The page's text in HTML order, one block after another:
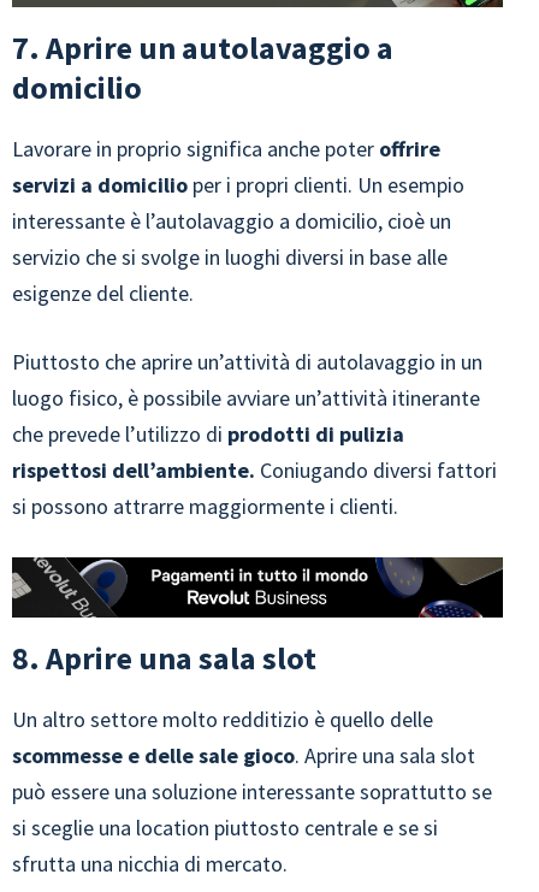
7. Aprire un autolavaggio a
domicilio
Lavorare in proprio significa anche poter offrire
servizi a domicilio per i propri clienti. Un esempio
interessante è l’autolavaggio a domicilio, cioè un
servizio che si svolge in luoghi diversi in base alle
esigenze del cliente.
Piuttosto che aprire un’attività di autolavaggio in un
luogo fisico, è possibile avviare un’attività itinerante
che prevede l’utilizzo di prodotti di pulizia
rispettosi dell’ambiente. Coniugando diversi fattori
si possono attrarre maggiormente i clienti.
8. Aprire una sala slot
Un altro settore molto redditizio è quello delle
scommesse e delle sale gioco. Aprire una sala slot
può essere una soluzione interessante soprattutto se
si sceglie una location piuttosto centrale e se si
sfrutta una nicchia di mercato.